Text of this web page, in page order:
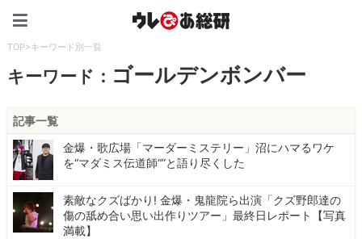
TOP>キーワード別一覧
キーワード： ゴールデンボンバー
記事一覧
金爆・歌広場「マーダーミステリー」沼にハマるワケ
を“マダミス伝道師“”と語り尽くした
素敵なクズばかり! 金爆・鬼龍院ら出演「クズ野郎達の
傷の舐め合い思い出作りツアー」最終日レポート【写真
満載】